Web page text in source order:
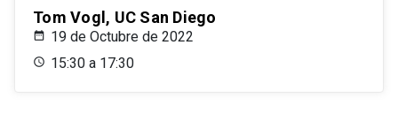
Tom Vogl, UC San Diego
19 de Octubre de 2022
15:30 a 17:30